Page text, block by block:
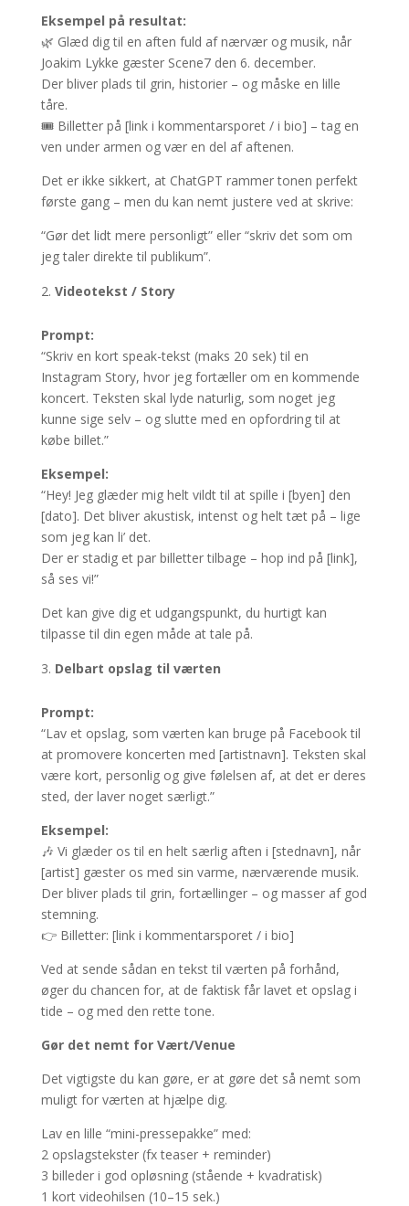
Eksempel på resultat:
🌿 Glæd dig til en aften fuld af nærvær og musik, når
Joakim Lykke gæster Scene7 den 6. december.
Der bliver plads til grin, historier – og måske en lille
tåre.
🎟️ Billetter på [link i kommentarsporet / i bio] – tag en
ven under armen og vær en del af aftenen.
Det er ikke sikkert, at ChatGPT rammer tonen perfekt
første gang – men du kan nemt justere ved at skrive:
“Gør det lidt mere personligt” eller “skriv det som om
jeg taler direkte til publikum”.
Videotekst / Story
Prompt:
“Skriv en kort speak-tekst (maks 20 sek) til en
Instagram Story, hvor jeg fortæller om en kommende
koncert. Teksten skal lyde naturlig, som noget jeg
kunne sige selv – og slutte med en opfordring til at
købe billet.”
Eksempel:
“Hey! Jeg glæder mig helt vildt til at spille i [byen] den
[dato]. Det bliver akustisk, intenst og helt tæt på – lige
som jeg kan li’ det.
Der er stadig et par billetter tilbage – hop ind på [link],
så ses vi!”
Det kan give dig et udgangspunkt, du hurtigt kan
tilpasse til din egen måde at tale på.
Delbart opslag til værten
Prompt:
“Lav et opslag, som værten kan bruge på Facebook til
at promovere koncerten med [artistnavn]. Teksten skal
være kort, personlig og give følelsen af, at det er deres
sted, der laver noget særligt.”
Eksempel:
🎶 Vi glæder os til en helt særlig aften i [stednavn], når
[artist] gæster os med sin varme, nærværende musik.
Der bliver plads til grin, fortællinger – og masser af god
stemning.
👉 Billetter: [link i kommentarsporet / i bio]
Ved at sende sådan en tekst til værten på forhånd,
øger du chancen for, at de faktisk får lavet et opslag i
tide – og med den rette tone.
Gør det nemt for Vært/Venue
Det vigtigste du kan gøre, er at gøre det så nemt som
muligt for værten at hjælpe dig.
Lav en lille “mini-pressepakke” med:
2 opslagstekster (fx teaser + reminder)
3 billeder i god opløsning (stående + kvadratisk)
1 kort videohilsen (10–15 sek.)